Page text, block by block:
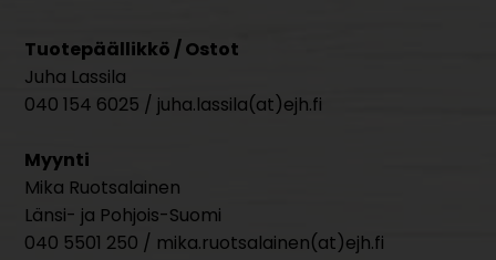
Tuotepäällikkö / Ostot
Juha Lassila
040 154 6025 / juha.lassila(at)ejh.fi
Myynti
Mika Ruotsalainen
Länsi- ja Pohjois-Suomi
040 5501 250 / mika.ruotsalainen(at)ejh.fi